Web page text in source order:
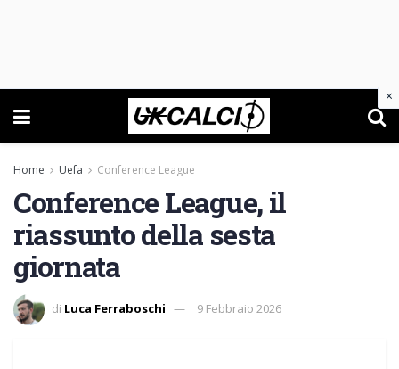
Home Uefa Conference League
Conference League, il
riassunto della sesta
giornata
di Luca Ferraboschi 9 Febbraio 2026
×